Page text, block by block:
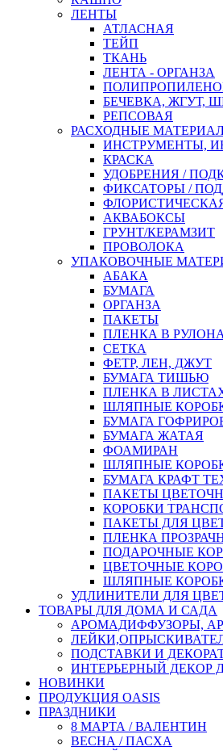
ЛЕНТЫ
АТЛАСНАЯ
ТЕЙП
ТКАНЬ
ЛЕНТА - ОРГАНЗА
БЕЧЕВКА, ЖГУТ,
РЕПСОВАЯ
РАСХОДНЫЕ
ИНСТРУМЕНТЫ,
КРАСКА
УДОБРЕНИЯ /
ФИКСАТОРЫ /
АКВАБОКСЫ
ГРУНТ/КЕРАМЗИТ
ПРОВОЛОКА
УПАКОВОЧНЫЕ
АБАКА
БУМАГА
ОРГАНЗА
ПАКЕТЫ
ПЛЕНКА В
СЕТКА
ФЕТР, ЛЕН, ДЖУТ
БУМАГА ТИШЬЮ
ПЛЕНКА В
ШЛЯПНЫЕ
БУМАГА
БУМАГА ЖАТАЯ
ФОАМИРАН
ШЛЯПНЫЕ
БУМАГА КРАФТ
ПАКЕТЫ
КОРОБКИ
ПАКЕТЫ ДЛЯ
ПЛЕНКА
ПОДАРОЧНЫЕ
ЦВЕТОЧНЫЕ
ШЛЯПНЫЕ
УДЛИНИТЕЛИ ДЛЯ
ТОВАРЫ ДЛЯ ДОМА И САДА
АРОМАДИФФУЗОРЫ,
ПОДСТАВКИ И
ИНТЕРЬЕРНЫЙ ДЕКОР
НОВИНКИ
ПРОДУКЦИЯ OASIS
ПРАЗДНИКИ
8 МАРТА / ВАЛЕНТИН
ВЕСНА / ПАСХА